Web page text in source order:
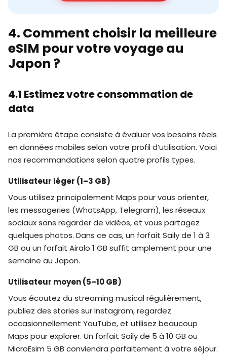
4. Comment choisir la meilleure
eSIM pour votre voyage au
Japon ?
4.1 Estimez votre consommation de
data
La première étape consiste à évaluer vos besoins réels
en données mobiles selon votre profil d’utilisation. Voici
nos recommandations selon quatre profils types.
Utilisateur léger (1–3 GB)
Vous utilisez principalement Maps pour vous orienter,
les messageries (WhatsApp, Telegram), les réseaux
sociaux sans regarder de vidéos, et vous partagez
quelques photos. Dans ce cas, un forfait Saily de 1 à 3
GB ou un forfait Airalo 1 GB suffit amplement pour une
semaine au Japon.
Utilisateur moyen (5–10 GB)
Vous écoutez du streaming musical régulièrement,
publiez des stories sur Instagram, regardez
occasionnellement YouTube, et utilisez beaucoup
Maps pour explorer. Un forfait Saily de 5 à 10 GB ou
MicroEsim 5 GB conviendra parfaitement à votre séjour.